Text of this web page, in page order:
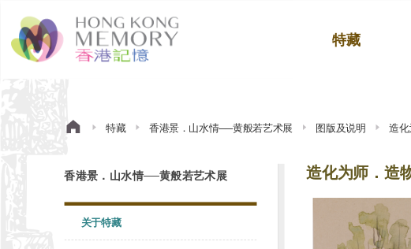
特藏
特藏 香港景．山水情──黄般若艺术展 图版及说明 造化
香港景．山水情──黄般若艺术展
关于特藏
造化为师．造